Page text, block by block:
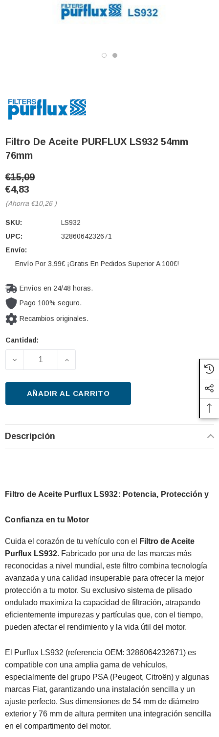
Filtro De Aceite PURFLUX LS932 54mm
76mm
€15,09
€4,83
(Ahorra €10,26 )
SKU:
LS932
UPC:
3286064232671
Envío:
Envío Por 3,99€ ¡Gratis En Pedidos Superior A 100€!
Envíos en 24/48 horas.
Pago 100% seguro.
Recambios originales.
Cantidad
Cantidad:
DISMINUIR LA CANTIDAD DE FILTRO DE ACEITE
AUMENTAR LA CANTIDAD DE FILTRO
AÑADIR AL CARRITO
Descripción
Filtro de Aceite Purflux LS932: Potencia, Protección y
Confianza en tu Motor
Cuida el corazón de tu vehículo con el
Filtro de Aceite
Purflux LS932. Fabricado por una de las marcas más
reconocidas a nivel mundial, este filtro combina tecnología
avanzada y una calidad insuperable para ofrecer la mejor
protección a tu motor. Su exclusivo sistema de plisado
ondulado maximiza la capacidad de filtración, atrapando
eficientemente impurezas y partículas que, con el tiempo,
pueden afectar el rendimiento y la vida útil del motor.
El Purflux LS932 (referencia OEM: 3286064232671) es
compatible con una amplia gama de vehículos,
especialmente del grupo PSA (Peugeot, Citroën) y algunas
marcas Fiat, garantizando una instalación sencilla y un
ajuste perfecto. Sus dimensiones de 54 mm de diámetro
exterior y 76 mm de altura permiten una integración sencilla
en el compartimento del motor.